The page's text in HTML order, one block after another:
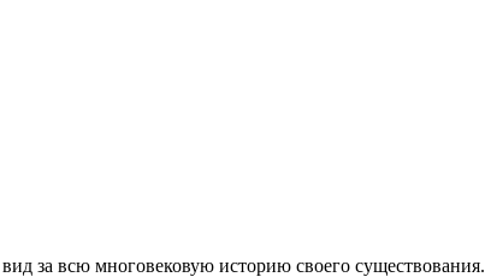
за всю многовековую историю своего существования.